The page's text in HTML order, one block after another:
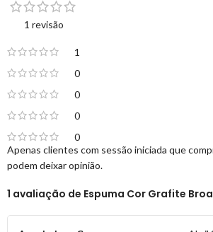
1 revisão
1
0
0
0
0
1 avaliação de Espuma Cor Grafite
Apenas clientes com sessão iniciada que
podem deixar opinião.